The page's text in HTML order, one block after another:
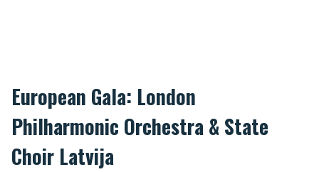
European Gala: London
Philharmonic Orchestra & State
Choir Latvija